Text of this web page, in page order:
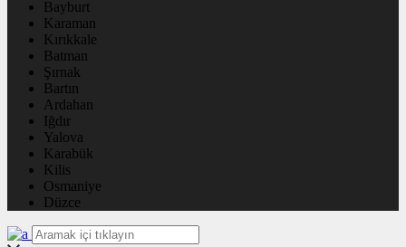
Bayburt
Karaman
Kırıkkale
Batman
Şırnak
Bartın
Ardahan
Iğdır
Yalova
Karabük
Kilis
Osmaniye
Düzce